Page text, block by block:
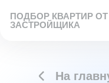
ПОДБОР КВАРТИР ОТ
ЗАСТРОЙЩИКА
На